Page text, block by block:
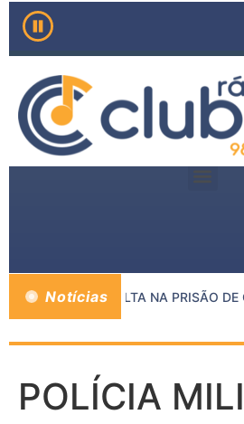
Notícias
E PMMG RESULTA NA PRISÃO DE
POLÍCIA